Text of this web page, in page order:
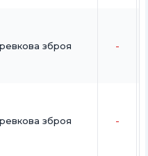
зброя -
зброя -